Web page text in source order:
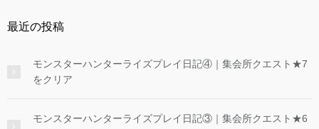
最近の投稿
モンスターハンターライズプレイ日記④｜集会所クエスト★7
をクリア
モンスターハンターライズプレイ日記③｜集会所クエスト★6